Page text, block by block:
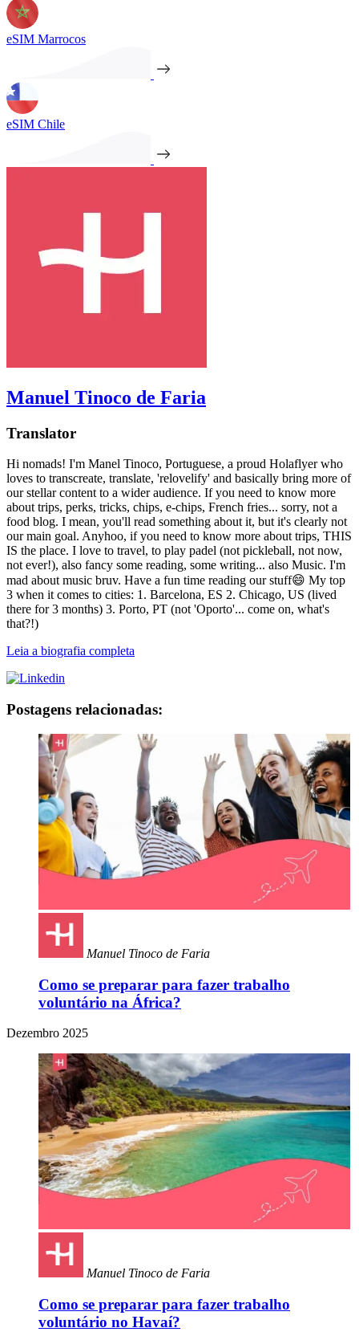
eSIM Marrocos
eSIM Chile
Manuel Tinoco de Faria
Translator
Hi nomads! I'm Manel Tinoco, Portuguese, a proud Holaflyer who
loves to transcreate, translate, 'relovelify' and basically bring more of
our stellar content to a wider audience. If you need to know more
about trips, perks, tricks, chips, e-chips, French fries... sorry, not a
food blog. I mean, you'll read something about it, but it's clearly not
our main goal. Anyhoo, if you need to know more about trips, THIS
IS the place. I love to travel, to play padel (not pickleball, not now,
not ever!), also fancy some reading, some writing... also Music. I'm
mad about music bruv. Have a fun time reading our stuff😄 My top
3 when it comes to cities: 1. Barcelona, ES 2. Chicago, US (lived
there for 3 months) 3. Porto, PT (not 'Oporto'... come on, what's
that?!)
Leia a biografia completa
Postagens relacionadas:
Manuel Tinoco de Faria
Como se preparar para fazer trabalho
voluntário na África?
Dezembro 2025
Manuel Tinoco de Faria
Como se preparar para fazer trabalho
voluntário no Havaí?